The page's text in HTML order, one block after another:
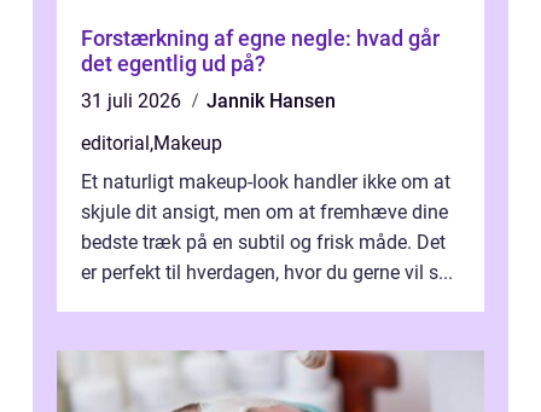
Forstærkning af egne negle: hvad går
det egentlig ud på?
31 juli 2026
Jannik Hansen
editorial,Makeup
Et naturligt makeup-look handler ikke om at
skjule dit ansigt, men om at fremhæve dine
bedste træk på en subtil og frisk måde. Det
er perfekt til hverdagen, hvor du gerne vil s...